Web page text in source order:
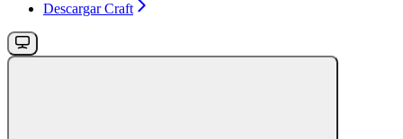
Descargar Craft